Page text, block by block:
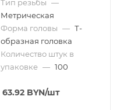
Тип резьбы —
Метрическая
Форма головы — Т-
образная головка
Количество штук в
упаковке — 100
63.92 BYN/шт